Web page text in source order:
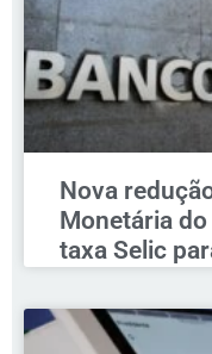
Nova
Monetária
taxa Selic